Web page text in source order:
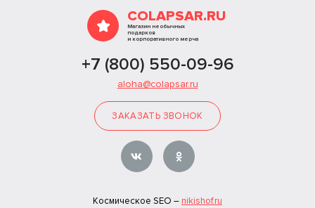
COLAPSAR.RU
Магазин необычных
подарков
и корпоративного мерча
+7 (800) 550-09-96
aloha@colapsar.ru
ЗАКАЗАТЬ ЗВОНОК
Космическое SEO – nikishof.ru